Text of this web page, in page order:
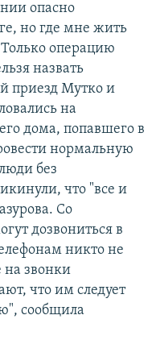
опасно
но где мне жить
операцию
назвать
приезд Мутко и
на
дома, попавшего в
нормальную
без
что "все и
Со
дозвониться в
никто не
на звонки
что им следует
сообщила